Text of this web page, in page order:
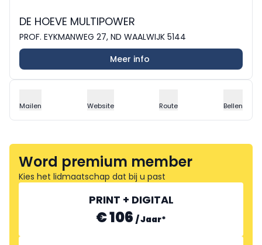
DE HOEVE MULTIPOWER
PROF. EYKMANWEG 27, ND WAALWIJK 5144
Meer info
Mailen Website Route Bellen
Word premium member
Kies het lidmaatschap dat bij u past
PRINT + DIGITAL
€ 106 /Jaar*